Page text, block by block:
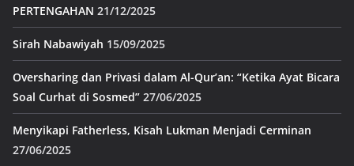
PERTENGAHAN 21/12/2025
Sirah Nabawiyah 15/09/2025
Oversharing dan Privasi dalam Al-Qur’an: “Ketika Ayat Bicara
Soal Curhat di Sosmed” 27/06/2025
Menyikapi Fatherless, Kisah Lukman Menjadi Cerminan
27/06/2025